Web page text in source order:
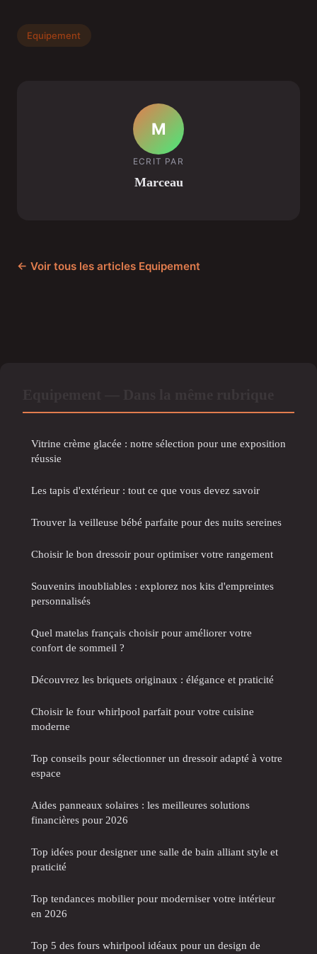
Equipement
M
ECRIT PAR
Marceau
← Voir tous les articles Equipement
Vitrine crème glacée : notre sélection pour une exposition
réussie
Les tapis d'extérieur : tout ce que vous devez savoir
Trouver la veilleuse bébé parfaite pour des nuits sereines
Choisir le bon dressoir pour optimiser votre rangement
Souvenirs inoubliables : explorez nos kits d'empreintes
personnalisés
Quel matelas français choisir pour améliorer votre
confort de sommeil ?
Découvrez les briquets originaux : élégance et praticité
Choisir le four whirlpool parfait pour votre cuisine
moderne
Top conseils pour sélectionner un dressoir adapté à votre
espace
Aides panneaux solaires : les meilleures solutions
financières pour 2026
Top idées pour designer une salle de bain alliant style et
praticité
Top tendances mobilier pour moderniser votre intérieur
en 2026
Top 5 des fours whirlpool idéaux pour un design de